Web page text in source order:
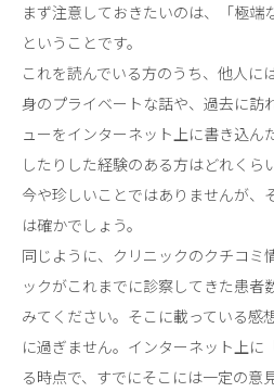
まず注意しておきたいのは、「極端
ということです。
これを読んでいる方のうち、他人に
身のプライベートな話や、過去に訪
ューをインターネット上に書き込ん
したりした経験のある方はどれくら
今や珍しいことではありませんが、
は確かでしょう。
同じように、クリニックのクチコミ
ックがこれまでに診察してきた患者
みてください。そこに載っている感
に過ぎません。インターネット上に
る時点で、すでにそこには一定の意